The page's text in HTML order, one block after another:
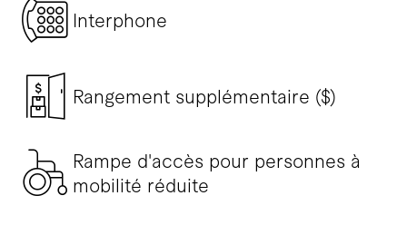
Interphone
Rangement supplémentaire ($)
Rampe d'accès pour personnes à
mobilité réduite